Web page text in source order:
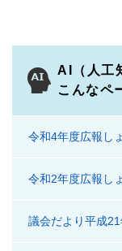
AI（人工
こんなペ
令和4年度広報し
令和2年度広報し
議会だより平成